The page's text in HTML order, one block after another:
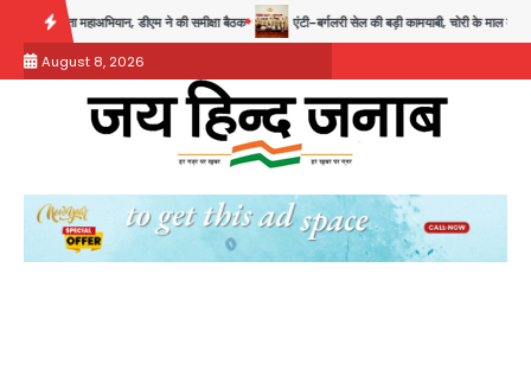
content
की समीक्षा बैठक एंटी-बर्गलरी सेल की बड़ी कामयाबी, चोरी के माल की खरीद-फरोख्त करने वाले गिरोह
August 8, 2026